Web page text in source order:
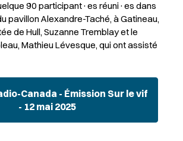
90 participant·es réuni·es dans
pavillon Alexandre-Taché, à Gatineau,
de Hull, Suzanne Tremblay et le
Mathieu Lévesque, qui ont assisté
Canada - Émission Sur le vif
- 12 mai 2025